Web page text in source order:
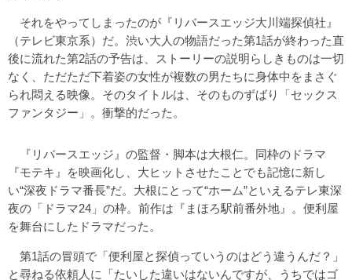
それをやってしまったのが『リバースエッジ大川端探偵社』
（テレビ東京系）だ。渋い大人の物語だった第1話が終わった直
後に流れた第2話の予告は、ストーリーの説明らしきものは一切
なく、ただただ下着姿の女性が複数の男たちに身体中をまさぐ
られ悶える映像。そのタイトルは、そのものずばり「セックス
ファンタジー」。衝撃的だった。
『リバースエッジ』の監督・脚本は大根仁。同枠のドラマ
『モテキ』を映画化し、大ヒットさせたことでも記憶に新し
い“深夜ドラマ番長”だ。大根にとって“ホーム”といえるテレ東深
夜の「ドラマ24」の枠。前作は『まほろ駅前番外地』。便利屋
を舞台にしたドラマだった。
第1話の冒頭で「便利屋と探偵っていうのはどう違うんだ？」
と尋ねる依頼人に「たいした違いはないんですが、うちではゴ